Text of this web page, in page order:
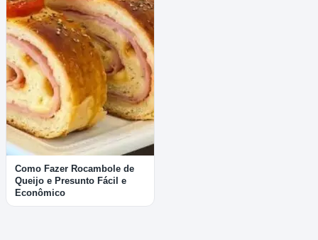
Como Fazer Rocambole de
Queijo e Presunto Fácil e
Econômico